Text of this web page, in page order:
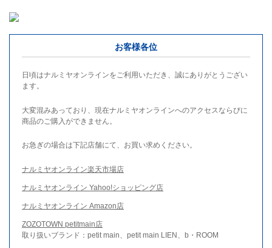
お客様各位
日頃はナルミヤオンラインをご利用いただき、誠にありがとうござい
ます。
大変混みあっており、現在ナルミヤオンラインへのアクセスならびに
商品のご購入ができません。
お急ぎの場合は下記店舗にて、お買い求めください。
ナルミヤオンライン楽天市場店
ナルミヤオンライン Yahoo!ショッピング店
ナルミヤオンライン Amazon店
ZOZOTOWN petitmain店
取り扱いブランド：petit main、petit main LIEN、b・ROOM